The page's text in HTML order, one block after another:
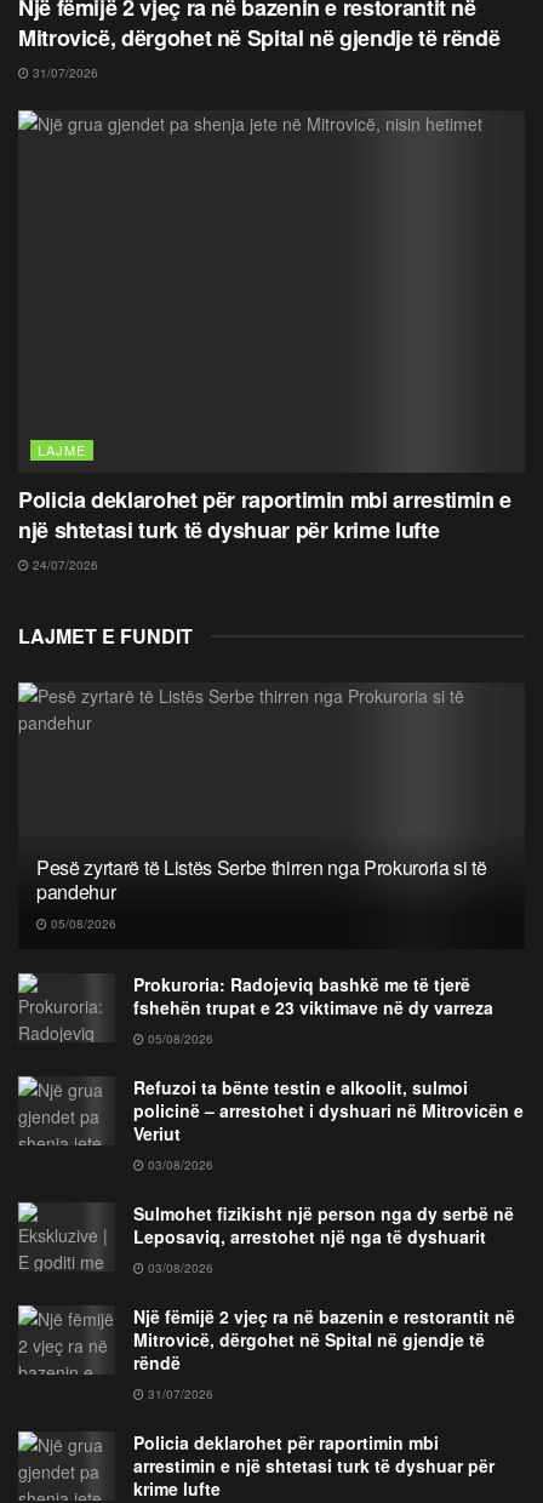
Një fëmijë 2 vjeç ra në bazenin e restorantit në
Mitrovicë, dërgohet në Spital në gjendje të rëndë
31/07/2026
LAJME
Policia deklarohet për raportimin mbi arrestimin e
një shtetasi turk të dyshuar për krime lufte
24/07/2026
LAJMET E FUNDIT
Pesë zyrtarë të Listës Serbe thirren nga Prokuroria si të
pandehur
05/08/2026
Prokuroria: Radojeviq bashkë me të tjerë
fshehën trupat e 23 viktimave në dy varreza
05/08/2026
Refuzoi ta bënte testin e alkoolit, sulmoi
policinë – arrestohet i dyshuari në Mitrovicën e
Veriut
03/08/2026
Sulmohet fizikisht një person nga dy serbë në
Leposaviq, arrestohet një nga të dyshuarit
03/08/2026
Një fëmijë 2 vjeç ra në bazenin e restorantit në
Mitrovicë, dërgohet në Spital në gjendje të
rëndë
31/07/2026
Policia deklarohet për raportimin mbi
arrestimin e një shtetasi turk të dyshuar për
krime lufte